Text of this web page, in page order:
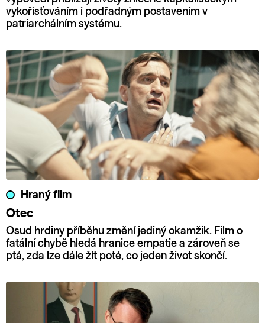
vykořisťováním i podřadným postavením v
patriarchálním systému.
Hraný film
Otec
Osud hrdiny příběhu změní jediný okamžik. Film o
fatální chybě hledá hranice empatie a zároveň se
ptá, zda lze dále žít poté, co jeden život skončí.